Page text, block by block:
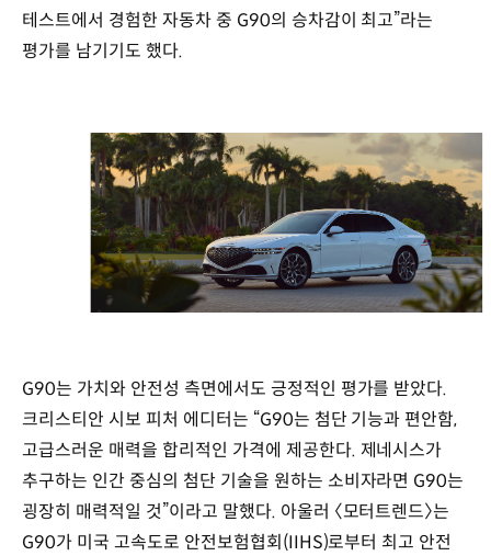
테스트에서 경험한 자동차 중 G90의 승차감이 최고”라는
평가를 남기기도 했다.
G90는 가치와 안전성 측면에서도 긍정적인 평가를 받았다.
크리스티안 시보 피처 에디터는 “G90는 첨단 기능과 편안함,
고급스러운 매력을 합리적인 가격에 제공한다. 제네시스가
추구하는 인간 중심의 첨단 기술을 원하는 소비자라면 G90는
굉장히 매력적일 것”이라고 말했다. 아울러 〈모터트렌드〉는
G90가 미국 고속도로 안전보험협회(IIHS)로부터 최고 안전